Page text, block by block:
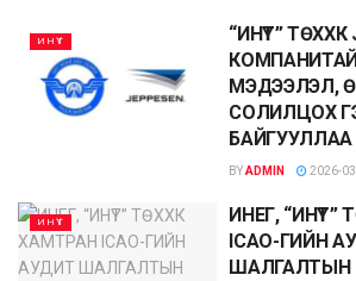
ИНҮТ
“ИНҮТ” ТӨХХК
МЭДЭЭЛЭЛ,
СОЛИЛЦОХ
БАЙГУУЛЛАА
BYADMIN 2026-
ИНҮТ
ИНЕГ,
ICAО-ГИЙН
ШАЛГАЛТЫН